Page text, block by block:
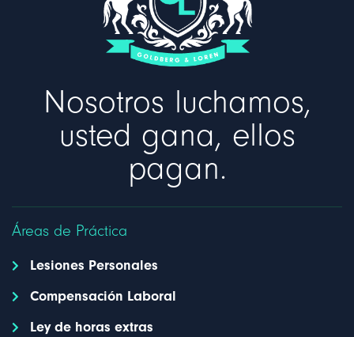
Nosotros luchamos,
usted gana, ellos
pagan.
Áreas de Práctica
Lesiones Personales
Compensación Laboral
Ley de horas extras